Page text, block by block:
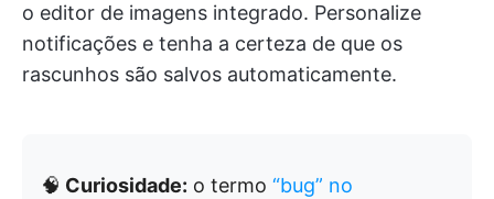
o editor de imagens integrado. Personalize
notificações e tenha a certeza de que os
rascunhos são salvos automaticamente.
🧠 Curiosidade: o termo “bug” no